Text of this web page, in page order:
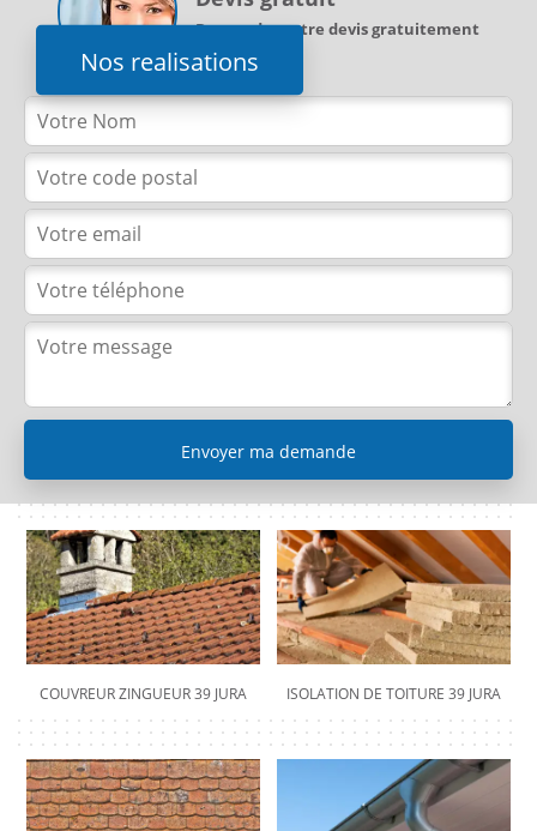
Nos realisations
Demandez votre devis gratuitement
COUVREUR ZINGUEUR 39 JURA ISOLATION DE TOITURE 39 JURA